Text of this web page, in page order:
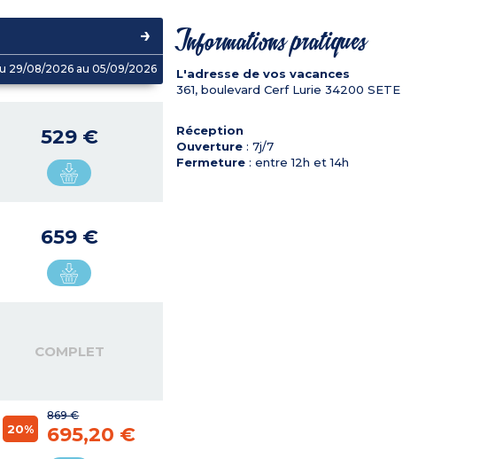
29/08/2026 au 05/09/2026
529 €
659 €
COMPLET
869 €
20% 695,20 €
Informations pratiques
L'adresse de vos vacances
361, boulevard Cerf Lurie 34200 SETE
Réception
Ouverture: 7j/7
Fermeture: entre 12h et 14h